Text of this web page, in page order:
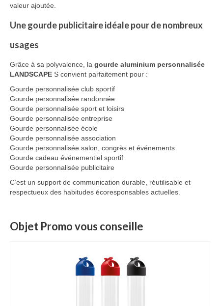
valeur ajoutée.
Une gourde publicitaire idéale pour de nombreux
usages
Grâce à sa polyvalence, la gourde aluminium personnalisée
LANDSCAPE S convient parfaitement pour :
Gourde personnalisée club sportif
Gourde personnalisée randonnée
Gourde personnalisée sport et loisirs
Gourde personnalisée entreprise
Gourde personnalisée école
Gourde personnalisée association
Gourde personnalisée salon, congrès et événements
Gourde cadeau événementiel sportif
Gourde personnalisée publicitaire
C’est un support de communication durable, réutilisable et
respectueux des habitudes écoresponsables actuelles.
Objet Promo vous conseille